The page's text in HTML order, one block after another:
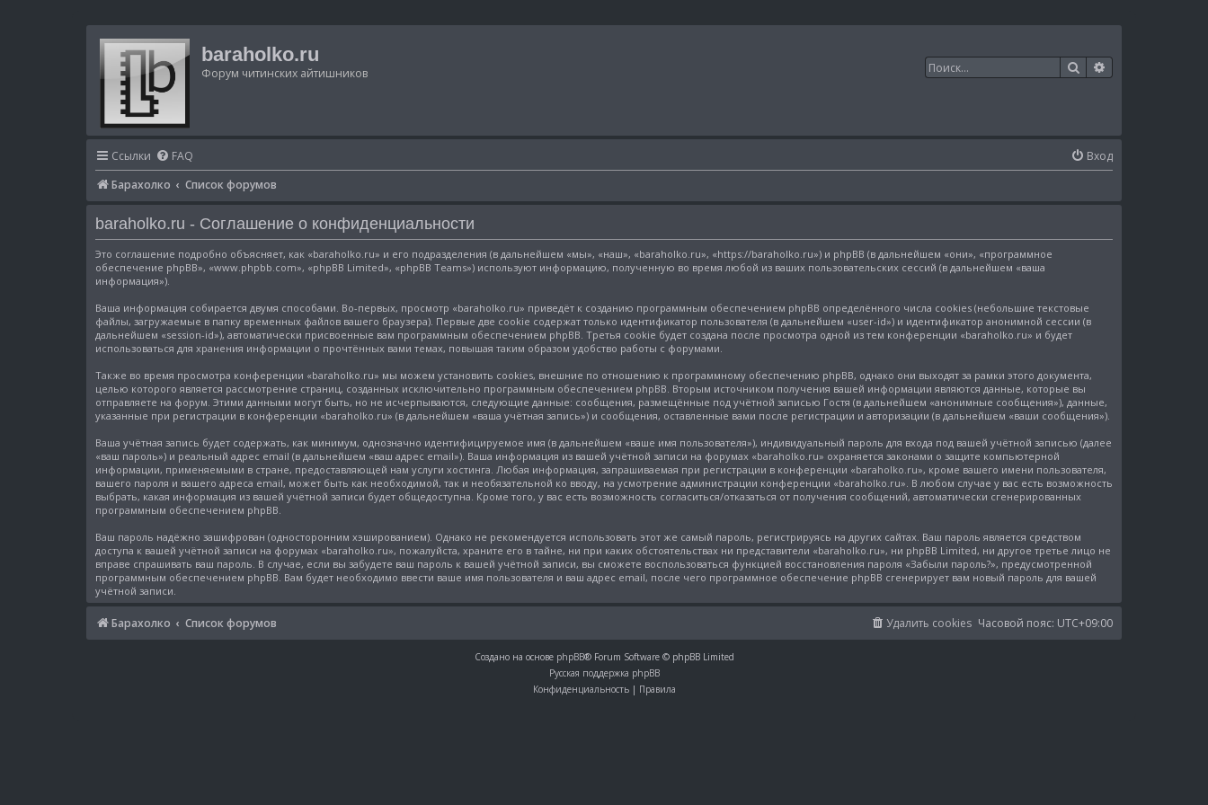
baraholko.ru
Форум читинских айтишников Поиск
Ссылки FAQ
Вход
Барахолко
Список форумов
baraholko.ru - Соглашение о конфиденциальности
Это соглашение подробно объясняет, как «baraholko.ru» и его подразделения (в дальнейшем «мы», «наш», «baraholko.ru», «https://baraholko.ru») и phpBB (в дальнейшем «они», «программное
обеспечение phpBB», «www.phpbb.com», «phpBB Limited», «phpBB Teams») используют информацию, полученную во время любой из ваших пользовательских сессий (в дальнейшем «ваша
информация»).
Ваша информация собирается двумя способами. Во-первых, просмотр «baraholko.ru» приведёт к созданию программным обеспечением phpBB определённого числа cookies (небольшие текстовые
файлы, загружаемые в папку временных файлов вашего браузера). Первые две cookie содержат только идентификатор пользователя (в дальнейшем «user-id») и идентификатор анонимной сессии (в
дальнейшем «session-id»), автоматически присвоенные вам программным обеспечением phpBB. Третья cookie будет создана после просмотра одной из тем конференции «baraholko.ru» и будет
использоваться для хранения информации о прочтённых вами темах, повышая таким образом удобство работы с форумами.
Также во время просмотра конференции «baraholko.ru» мы можем установить cookies, внешние по отношению к программному обеспечению phpBB, однако они выходят за рамки этого документа,
целью которого является рассмотрение страниц, созданных исключительно программным обеспечением phpBB. Вторым источником получения вашей информации являются данные, которые вы
отправляете на форум. Этими данными могут быть, но не исчерпываются, следующие данные: сообщения, размещённые под учётной записью Гостя (в дальнейшем «анонимные сообщения»), данные,
указанные при регистрации в конференции «baraholko.ru» (в дальнейшем «ваша учётная запись») и сообщения, оставленные вами после регистрации и авторизации (в дальнейшем «ваши сообщения»).
Ваша учётная запись будет содержать, как минимум, однозначно идентифицируемое имя (в дальнейшем «ваше имя пользователя»), индивидуальный пароль для входа под вашей учётной записью (далее
«ваш пароль») и реальный адрес email (в дальнейшем «ваш адрес email»). Ваша информация из вашей учётной записи на форумах «baraholko.ru» охраняется законами о защите компьютерной
информации, применяемыми в стране, предоставляющей нам услуги хостинга. Любая информация, запрашиваемая при регистрации в конференции «baraholko.ru», кроме вашего имени пользователя,
вашего пароля и вашего адреса email, может быть как необходимой, так и необязательной ко вводу, на усмотрение администрации конференции «baraholko.ru». В любом случае у вас есть возможность
выбрать, какая информация из вашей учётной записи будет общедоступна. Кроме того, у вас есть возможность согласиться/отказаться от получения сообщений, автоматически сгенерированных
программным обеспечением phpBB.
Ваш пароль надёжно зашифрован (односторонним хэшированием). Однако не рекомендуется использовать этот же самый пароль, регистрируясь на других сайтах. Ваш пароль является средством
доступа к вашей учётной записи на форумах «baraholko.ru», пожалуйста, храните его в тайне, ни при каких обстоятельствах ни представители «baraholko.ru», ни phpBB Limited, ни другое третье лицо не
вправе спрашивать ваш пароль. В случае, если вы забудете ваш пароль к вашей учётной записи, вы сможете воспользоваться функцией восстановления пароля «Забыли пароль?», предусмотренной
программным обеспечением phpBB. Вам будет необходимо ввести ваше имя пользователя и ваш адрес email, после чего программное обеспечение phpBB сгенерирует вам новый пароль для вашей
учётной записи.
Барахолко Список форумов Часовой пояс: UTC+09:00
Удалить cookies
Создано на основе phpBB® Forum Software © phpBB Limited
Русская поддержка phpBB
Конфиденциальность| Правила